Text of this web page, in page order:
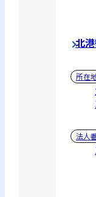
北
所在
法人